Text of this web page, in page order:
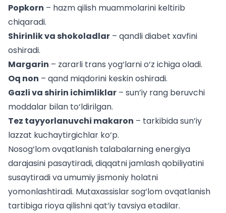
Popkorn – hazm qilish muammolarini keltirib
chiqaradi.
Shirinlik va shokoladlar – qandli diabet xavfini
oshiradi.
Margarin – zararli trans yog‘larni o‘z ichiga oladi.
Oq non – qand miqdorini keskin oshiradi.
Gazli va shirin ichimliklar – sun’iy rang beruvchi
moddalar bilan to‘ldirilgan.
Tez tayyorlanuvchi makaron – tarkibida sun’iy
lazzat kuchaytirgichlar ko‘p.
Nosog‘lom ovqatlanish talabalarning energiya
darajasini pasaytiradi, diqqatni jamlash qobiliyatini
susaytiradi va umumiy jismoniy holatni
yomonlashtiradi. Mutaxassislar sog‘lom ovqatlanish
tartibiga rioya qilishni qat’iy tavsiya etadilar.